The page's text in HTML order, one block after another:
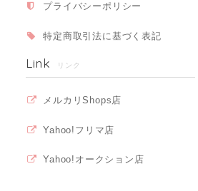
プライバシーポリシー
特定商取引法に基づく表記
Link リンク
メルカリShops店
Yahoo!フリマ店
Yahoo!オークション店